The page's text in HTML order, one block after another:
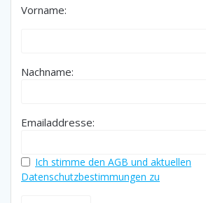
Vorname:
Nachname:
Emailaddresse:
Ich stimme den AGB und aktuellen
Datenschutzbestimmungen zu